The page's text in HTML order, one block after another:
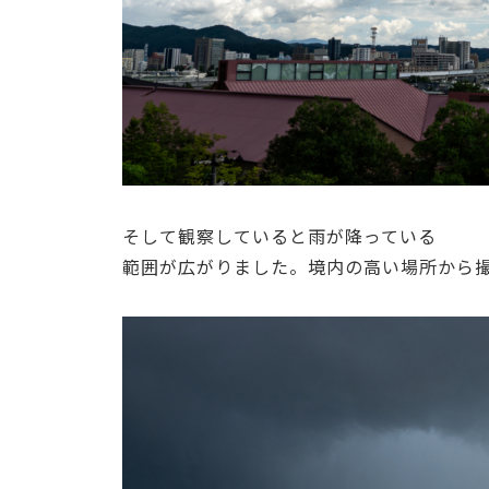
そして観察していると雨が降っている
範囲が広がりました。境内の高い場所から